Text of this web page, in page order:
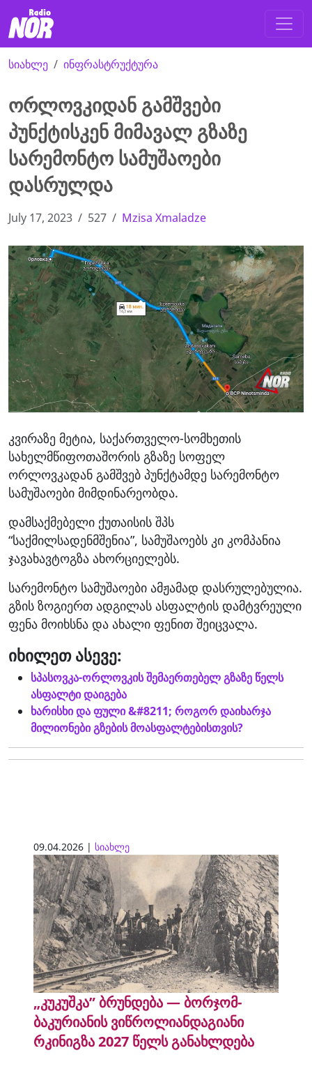
სიახლე ინფრასტრუქტურა
ორლოვკიდან გამშვები
პუნქტისკენ მიმავალ გზაზე
სარემონტო სამუშაოები
დასრულდა
July 17, 2023 527 Mzisa Xmaladze
კვირაზე მეტია, საქართველო-სომხეთის
სახელმწიფოთაშორის გზაზე სოფელ
ორლოვკადან გამშვებ პუნქტამდე სარემონტო
სამუშაოები მიმდინარეობდა.
დამსაქმებელი ქუთაისის შპს
“საქმილსადენმშენია”, სამუშაოებს კი კომპანია
ჯავახავტოგზა ახორციელებს.
სარემონტო სამუშაოები ამჟამად დასრულებულია.
გზის ზოგიერთ ადგილას ასფალტის დამტვრეული
ფენა მოიხსნა და ახალი ფენით შეიცვალა.
იხილეთ ასევე:
სპასოვკა-ორლოვკის შემაერთებელ გზაზე წელს
ასფალტი დაიგება
ხარისხი და ფული &#8211; როგორ დაიხარჯა
მილიონები გზების მოასფალტებისთვის?
09.04.2026 | სიახლე
„კუკუშკა” ბრუნდება — ბორჯომ-
ბაკურიანის ვიწროლიანდაგიანი
რკინიგზა 2027 წელს განახლდება